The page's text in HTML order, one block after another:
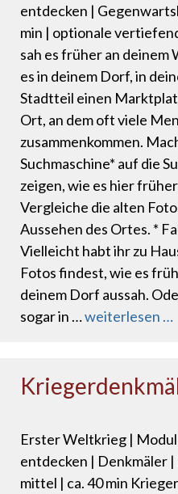
entdecken |
min | optionale
sah es früher an deinem
es in deinem Dorf, in
Stadtteil einen
Ort, an dem oft viele
zusammenkommen.
Suchmaschine* auf die
zeigen, wie es hier
Vergleiche die alten
Aussehen des Ortes. *
Vielleicht habt ihr zu
Fotos findest, wie es
deinem Dorf aussah.
sogar in …weiterlesen …
Erster Weltkrieg |
entdecken | Denkmäler
mittel | ca. 40 min